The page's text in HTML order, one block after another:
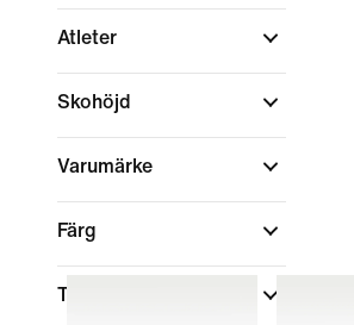
Atleter
Skohöjd
Varumärke
Färg
Teknik